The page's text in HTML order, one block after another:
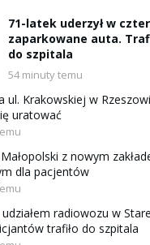
ponad
71-latek uderzył w cztery
zaparkowane auta. Trafił
do szpitala
54 minuty temu